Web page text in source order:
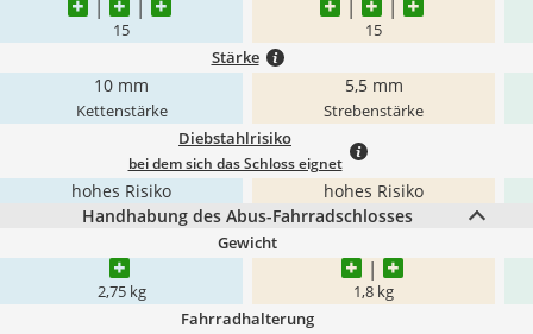
15 15
Stärke
10 mm
Kettenstärke
5,5 mm
Strebenstärke
Diebstahlrisiko
bei dem sich das Schloss eignet
hohes Risiko
hohes Risiko
Handhabung des Abus-Fahrradschlosses
Gewicht
2,75 kg 1,8 kg
Fahrradhalterung